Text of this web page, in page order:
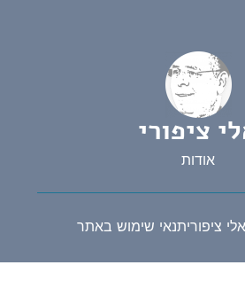
ציפורי
אודות
ציפוריתנאי שימוש באתר